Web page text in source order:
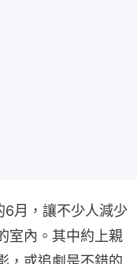
6月，讓不少人減少
室內。其中約上親